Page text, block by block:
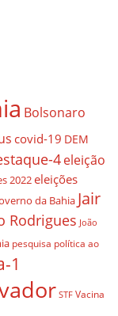
Bolsonaro
covid-19 DEM
4eleição
2022eleições
da Bahia Jair
Rodrigues João
pesquisa política ao
1
STF Vacina